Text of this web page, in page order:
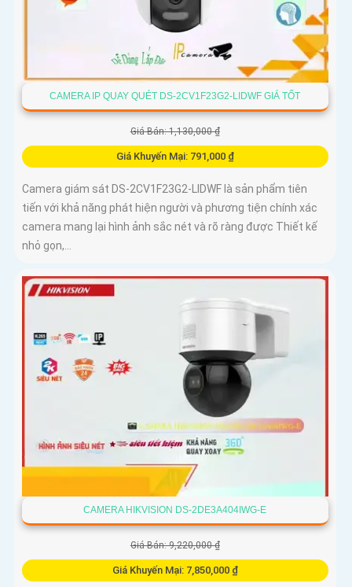
CAMERA IP QUAY QUÉT DS-2CV1F23G2-LIDWF GIÁ TỐT
Giá Bán: 1,130,000 ₫
Giá Khuyến Mại: 791,000 ₫
Camera giám sát DS-2CV1F23G2-LIDWF là sản phẩm tiên
tiến với khả năng phát hiện người và phương tiện chính xác
camera mang lại hình ảnh sắc nét và rõ ràng được Thiết kế
nhỏ gọn,...
CAMERA HIKVISION DS-2DE3A404IWG-E
Giá Bán: 9,220,000 ₫
Giá Khuyến Mại: 7,850,000 ₫